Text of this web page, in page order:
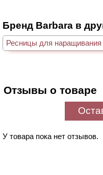
Бренд Barbara в
Ресницы для наращивания
Отзывы о товаре
У товара пока нет отзывов.